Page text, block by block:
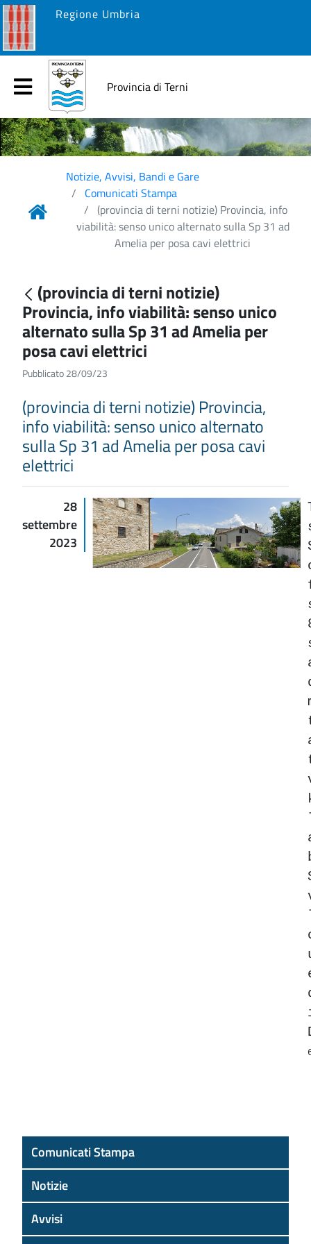
Regione Umbria
Provincia di Terni
Notizie, Avvisi, Bandi e Gare
Comunicati Stampa
(provincia di terni notizie) Provincia, info
viabilità: senso unico alternato sulla Sp 31 ad
Amelia per posa cavi elettrici
(provincia di terni notizie)
Provincia, info viabilità: senso unico
alternato sulla Sp 31 ad Amelia per
posa cavi elettrici
Pubblicato 28/09/23
(provincia di terni notizie) Provincia,
info viabilità: senso unico alternato
sulla Sp 31 ad Amelia per posa cavi
elettrici
28
settembre
2023
Comunicati Stampa
Notizie
Avvisi